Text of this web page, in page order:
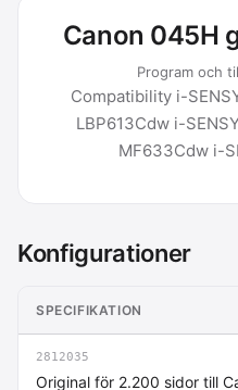
Canon 045H
Program och
Compatibility i-
LBP613Cdw i-
MF633Cdw i-
Konfigurationer
SPECIFIKATION
2812035
Original för 2.200 sidor till